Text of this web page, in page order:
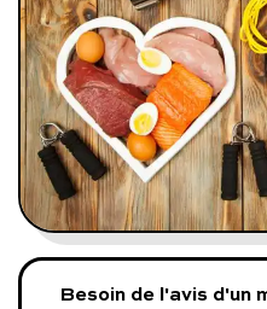
Comment ça marche ?
Notre approche
Blog
Prenez soin de vous :
Besoin de l'avis d'un